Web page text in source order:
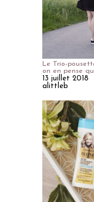
Le Trio-
on en pense
13 juillet 2018
alittleb